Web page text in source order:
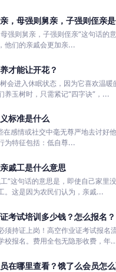
，‌母强则舅亲，‌子强则侄亲
强则舅亲，‌子强则侄亲”这句话的
他们的亲戚会更加亲...
才能让开花？
会进入休眠状态，因为它喜欢温暖
养玉树时，只需紧记“四字诀”，...
标准是什么
在感情或社交中毫无尊严地去讨好
为特征包括：‌‌低自尊...
戚工是什么意思
”这句话的意思是，即使自己家里
。这是因为农民们认为，亲戚...
考试培训多少钱？怎么报名？
须持证上岗！高空作业证考试报名
校报名。费用全包无隐形收费，年
在哪里查看？饿了么会员怎